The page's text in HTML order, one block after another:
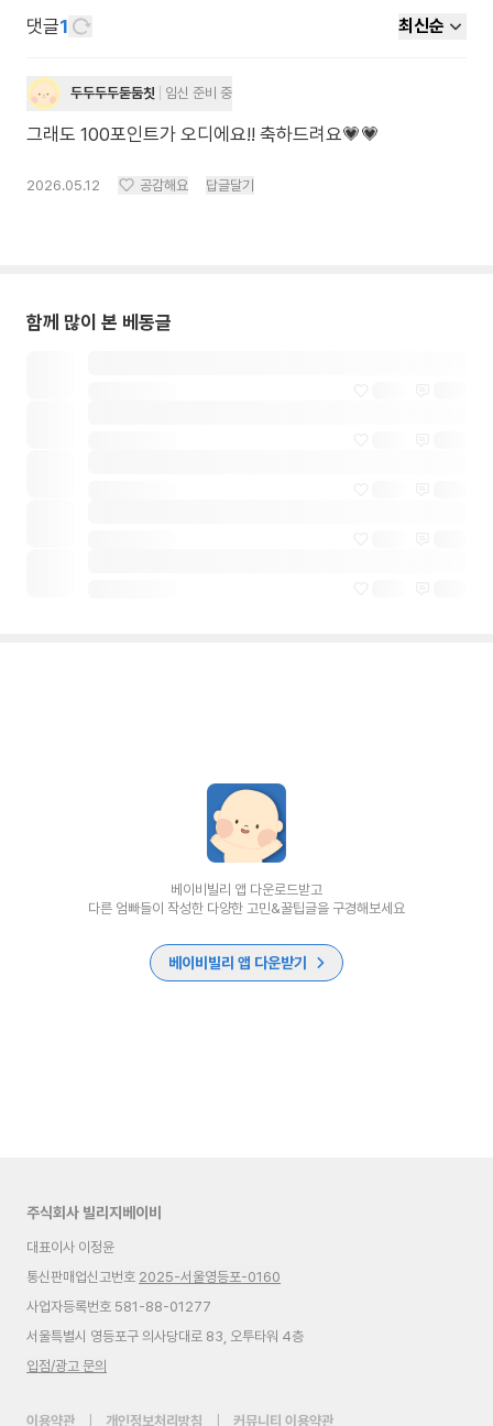
댓글1 최신순
두두두두둗둠칫 임신 준비 중
그래도 100포인트가 오디에요!! 축하드려요💗💗
2026.05.12 공감해요 답글달기
함께 많이 본 베동글
베이비빌리 앱 다운로드받고
다른 엄빠들이 작성한 다양한 고민&꿀팁글을 구경해보세요
베이비빌리 앱 다운받기
주식회사 빌리지베이비
대표이사 이정윤
통신판매업신고번호 2025-서울영등포-0160
사업자등록번호 581-88-01277
서울특별시 영등포구 의사당대로 83, 오투타워 4층
입점/광고 문의
이용약관 개인정보처리방침 커뮤니티 이용약관